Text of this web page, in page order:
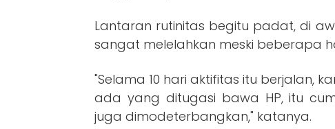
Lantaran rutinitas begitu padat, di
sangat melelahkan meski beberapa
"Selama 10 hari aktifitas itu berjalan,
ada yang ditugasi bawa HP, itu
juga dimodeterbangkan," katanya.